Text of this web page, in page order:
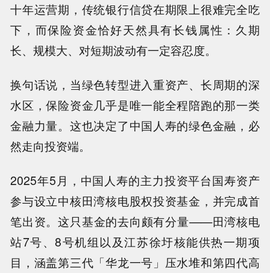
十年运营期，传统银行信贷在期限上很难完全吃
下，而保险资金恰好天然具有长钱属性：久期
长、规模大、对短期波动有一定容忍度。
换句话说，当绿色转型进入重资产、长周期的深
水区，保险资金几乎是唯一能全程陪跑的那一类
金融力量。这也决定了中国人寿的绿色金融，必
然走向投资端。
2025年5月，中国人寿的主力投资平台国寿资产
参与设立中核田湾核电股权投资基金，并完成首
笔出资。这只基金的去向颇有分量——田湾核电
站7号、8号机组以及江苏徐圩核能供热一期项
目，涵盖第三代「华龙一号」压水堆和第四代高